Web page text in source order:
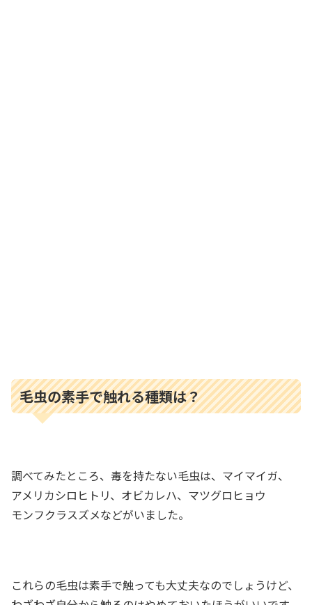
毛虫の素手で触れる種類は？
調べてみたところ、毒を持たない毛虫は、マイマイガ、
アメリカシロヒトリ、オビカレハ、マツグロヒョウ
モンフクラスズメなどがいました。
これらの毛虫は素手で触っても大丈夫なのでしょうけど、